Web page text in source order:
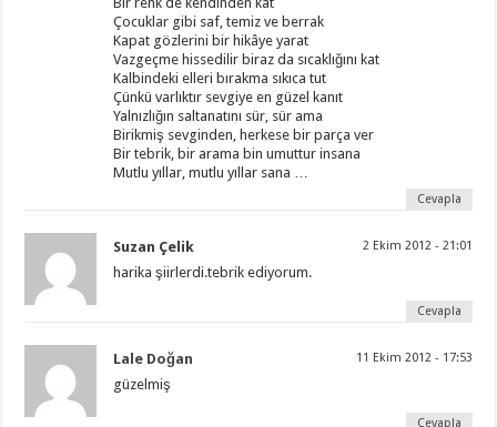
Çocuklar gibi saf, temiz ve berrak
Kapat gözlerini bir hikâye yarat
Vazgeçme hissedilir biraz da sıcaklığını kat
Kalbindeki elleri bırakma sıkıca tut
Çünkü varlıktır sevgiye en güzel kanıt
Yalnızlığın saltanatını sür, sür ama
Birikmiş sevginden, herkese bir parça ver
Bir tebrik, bir arama bin umuttur insana
Mutlu yıllar, mutlu yıllar sana …
Cevapla
Suzan Çelik 2 Ekim 2012 - 21:01
harika şiirlerdi.tebrik ediyorum.
Cevapla
Lale Doğan 11 Ekim 2012 - 17:53
güzelmiş
Cevapla